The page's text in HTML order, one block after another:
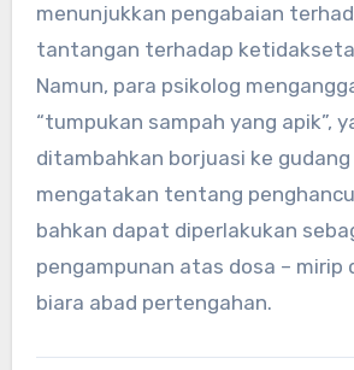
menunjukkan pengabaian
tantangan terhadap
Namun, para psikolog
“tumpukan sampah yang apik”,
ditambahkan borjuasi ke
mengatakan tentang
bahkan dapat diperlakukan
pengampunan atas dosa – mirip
biara abad pertengahan.